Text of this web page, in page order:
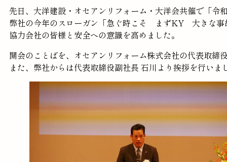
先日、大洋建設・オセアンリフォーム・大洋会共催で「令
弊社の今年のスローガン「急ぐ時こそ まずKY 大きな
協力会社の皆様と安全への意識を高めました。
開会のことばを、オセアンリフォーム株式会社の代表取締
また、弊社からは代表取締役副社長 石川より挨拶を行いま